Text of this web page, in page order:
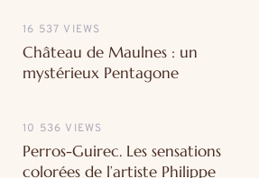
16 537 VIEWS
Château de Maulnes : un
mystérieux Pentagone
10 536 VIEWS
Perros-Guirec. Les sensations
colorées de l’artiste Philippe